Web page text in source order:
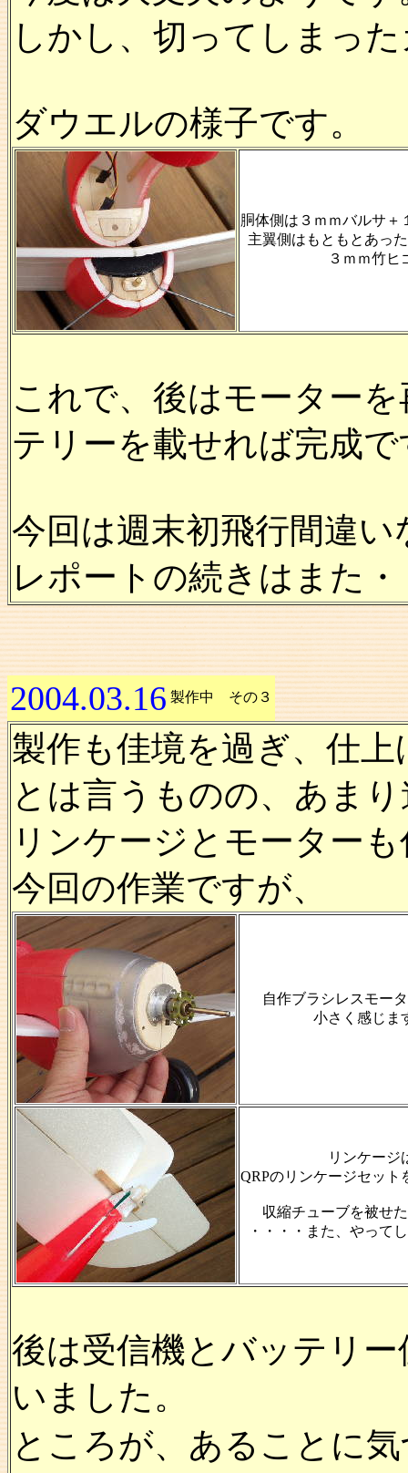
しかし、切ってしまっ
ダウエルの様子です。
胴体側は３ｍｍバルサ＋
主翼側はもともとあっ
３ｍｍ竹ヒ
これで、後はモーター
テリーを載せれば完成で
今回は週末初飛行間違
レポートの続きはまた
2004.03.16 製作中 その３
製作も佳境を過ぎ、仕
とは言うものの、あま
リンケージとモーター
今回の作業ですが、
自作ブラシレスモー
小さく感じま
リンケージ
QRPのリンケージセット
収縮チューブを被せ
・・・・また、やって
後は受信機とバッテリ
いました。
ところが、あることに